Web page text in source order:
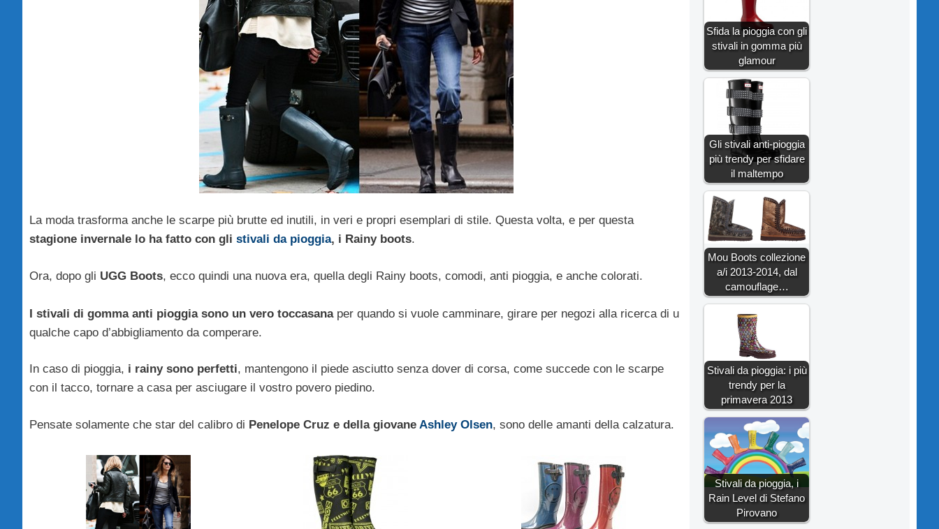
La moda trasforma anche le scarpe più brutte ed inutili, in veri e propri esemplari di stile. Questa volta, e per questa
stagione invernale lo ha fatto con gli stivali da pioggia, i Rainy boots.
Ora, dopo gli UGG Boots, ecco quindi una nuova era, quella degli Rainy boots, comodi, anti pioggia, e anche colorati.
I stivali di gomma anti pioggia sono un vero toccasanaper quando si vuole camminare, girare per negozi alla ricerca di u
qualche capo d’abbigliamento da comperare.
In caso di pioggia, i rainy sono perfetti, mantengono il piede asciutto senza dover di corsa, come succede con le scarpe
con il tacco, tornare a casa per asciugare il vostro povero piedino.
Pensate solamente che star del calibro di Penelope Cruz e della giovane Ashley Olsen, sono delle amanti della calzatura.
Sfida la pioggia con gli
stivali in gomma più
glamour
Gli stivali anti-pioggia
più trendy per sfidare
il maltempo
Mou Boots collezione
a/i 2013-2014, dal
camouflage…
Stivali da pioggia: i più
trendy per la
primavera 2013
Stivali da pioggia, i
Rain Level di Stefano
Pirovano